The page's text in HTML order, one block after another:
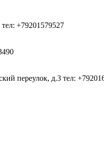
тел: +79201579527
переулок, д.3 тел: